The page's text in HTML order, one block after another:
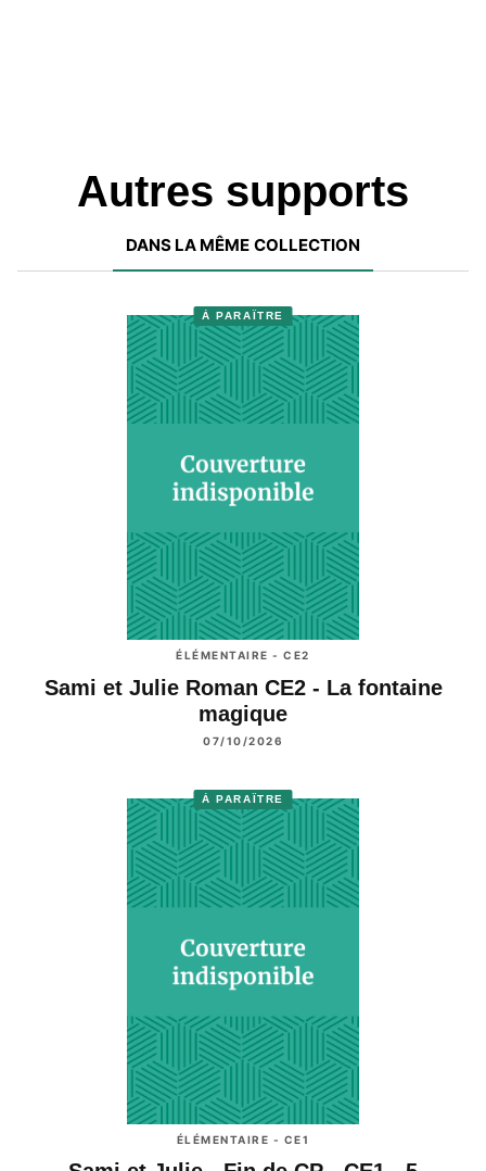
Autres supports
DANS LA MÊME COLLECTION
À PARAÎTRE
ÉLÉMENTAIRE - CE2
Sami et Julie Roman CE2 - La fontaine
magique
07/10/2026
À PARAÎTRE
ÉLÉMENTAIRE - CE1